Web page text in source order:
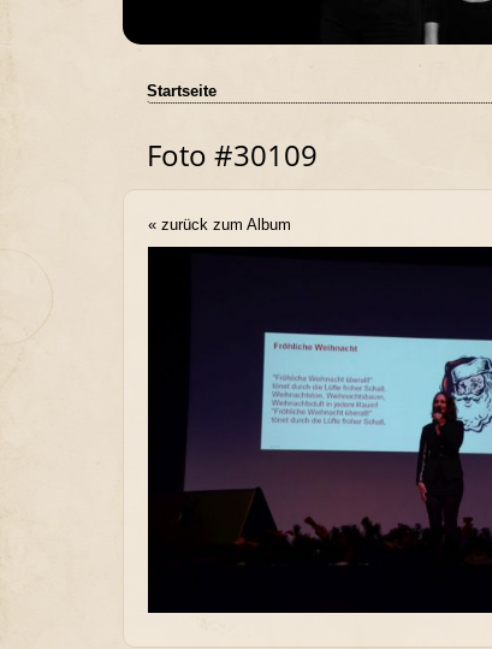
Startseite
Foto #30109
« zurück zum Album